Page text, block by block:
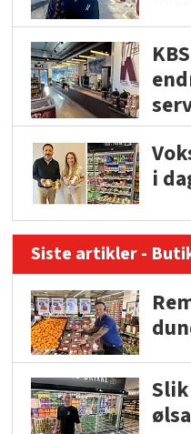
i
Siste artikler -